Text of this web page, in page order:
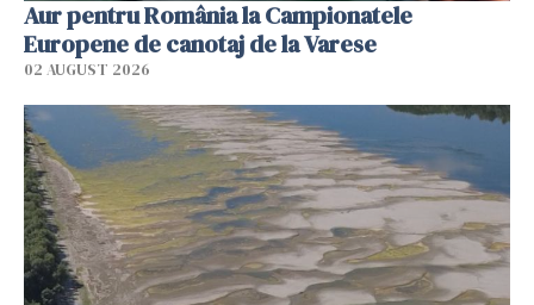
Aur pentru România la Campionatele
Europene de canotaj de la Varese
02 AUGUST 2026